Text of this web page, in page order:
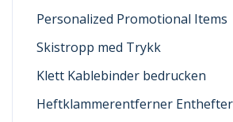
Personalized Promotional Items
Skistropp med Trykk
Klett Kablebinder bedrucken
Heftklammerentferner